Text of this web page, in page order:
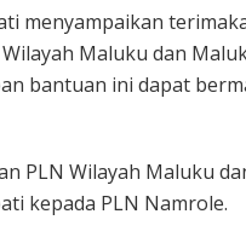
menyampaikan
Wilayah Maluku dan
bantuan ini dapat
PLN Wilayah Maluku
kepada PLN Namrole.